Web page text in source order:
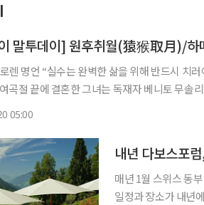
말투데이] 원후취월(猿猴取月)/하
다.” 이탈리아 영화배우다. 1966년 프로듀서인 카를로 폰티
곡절 끝에 결혼한 그녀는 독재자 베니토 무솔
05:00
내년 다보스포
매년 1월 스위스 동
일정과 장소가 내년에는 크게 바뀐다. 파이낸셜